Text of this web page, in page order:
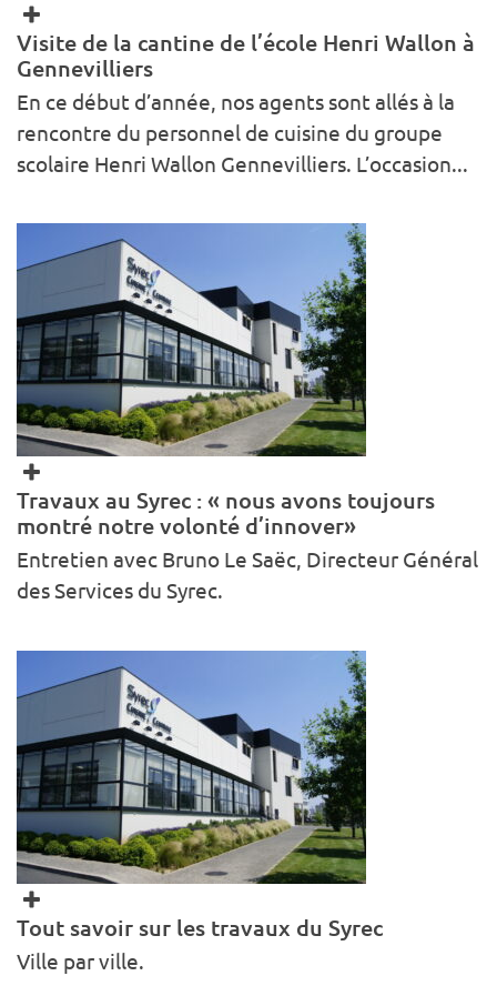
Visite de la cantine de l’école Henri Wallon à
Gennevilliers
En ce début d’année, nos agents sont allés à la
rencontre du personnel de cuisine du groupe
scolaire Henri Wallon Gennevilliers. L’occasion...
Travaux au Syrec : « nous avons toujours
montré notre volonté d’innover»
Entretien avec Bruno Le Saëc, Directeur Général
des Services du Syrec.
Tout savoir sur les travaux du Syrec
Ville par ville.